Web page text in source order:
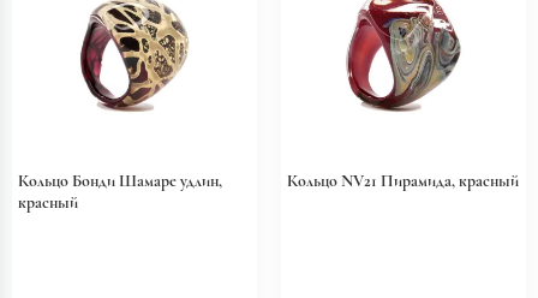
Кольцо Бонди Шамаре удлин,
красный
Кольцо NV21 Пирамида, красный